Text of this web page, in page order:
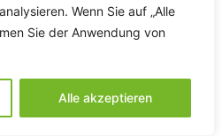
Wenn Sie auf „Alle
Sie der Anwendung von
Alle akzeptieren